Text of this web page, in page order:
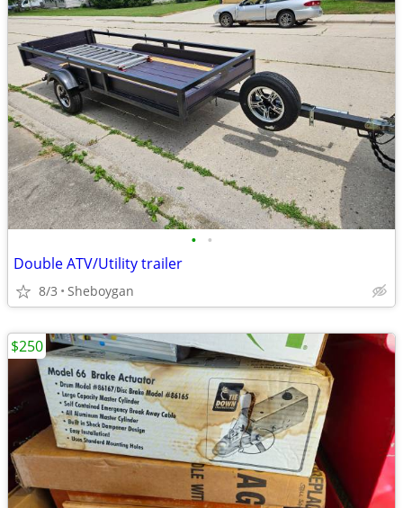
• •
Double ATV/Utility trailer
8/3 Sheboygan
$250